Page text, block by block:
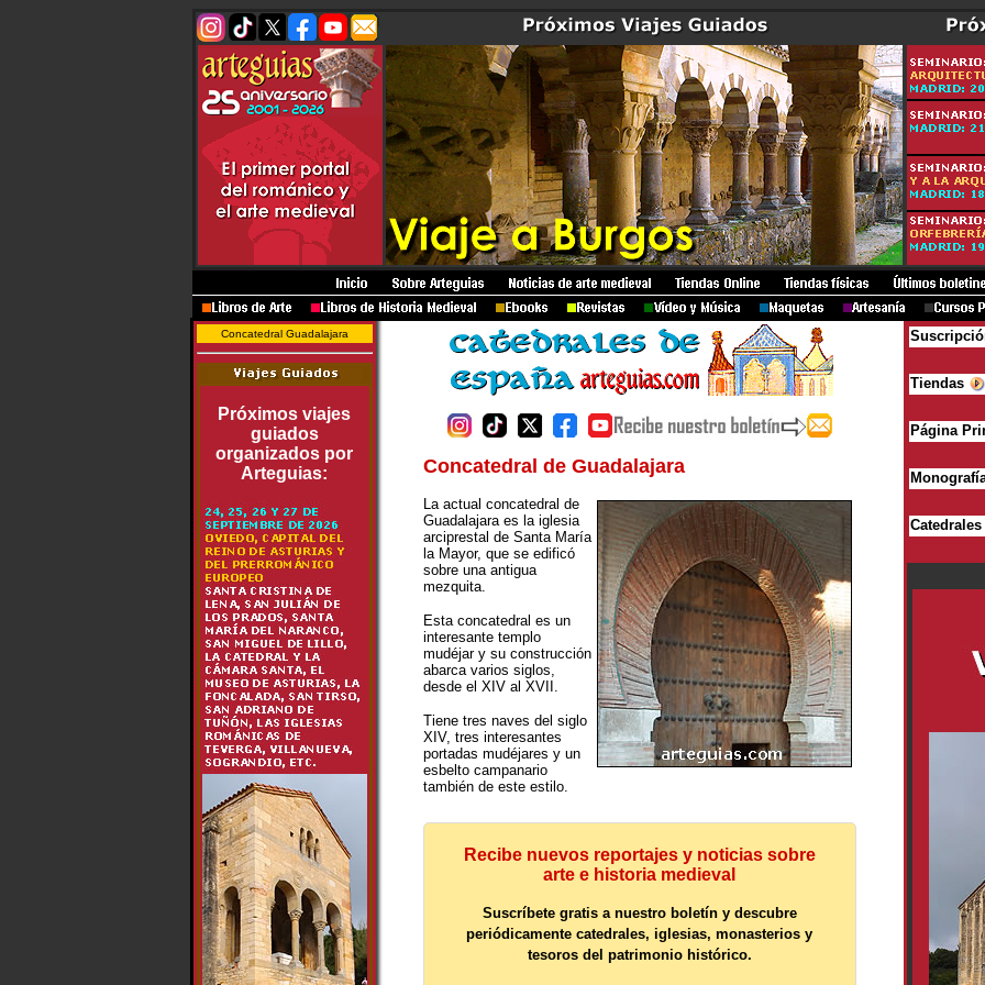
Concatedral Guadalajara
Próximos viajes
guiados
organizados por
Arteguias:
Concatedral de Guadalajara
La actual concatedral de
Guadalajara es la iglesia
arciprestal de Santa María
la Mayor, que se edificó
sobre una antigua
mezquita.
Esta concatedral es un
interesante templo
mudéjar y su construcción
abarca varios siglos,
desde el XIV al XVII.
Tiene tres naves del siglo
XIV, tres interesantes
portadas mudéjares y un
esbelto campanario
también de este estilo.
Recibe nuevos reportajes y noticias sobre
arte e historia medieval
Suscríbete gratis a nuestro boletín y descubre
periódicamente catedrales, iglesias, monasterios y
tesoros del patrimonio histórico.
Tiendas
Página
Catedrales